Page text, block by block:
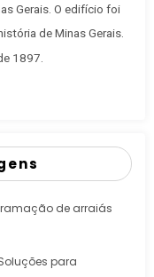
Gerais . O edifício foi
de Minas Gerais.
1897.
de arraiás
para